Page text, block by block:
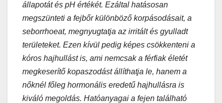
állapotát és pH értékét. Ezáltal hatásosan
megszünteti a fejbőr különböző korpásodásait, a
seborrhoeat, megnyugtatja az irritált és gyulladt
területeket. Ezen kívül pedig képes csökkenteni a
kóros hajhullást is, ami nemcsak a férfiak életét
megkeserítő kopaszodást állíthatja le, hanem a
nőknél főleg hormonális eredetű hajhullásra is
kiváló megoldás. Hatóanyagai a fejen található